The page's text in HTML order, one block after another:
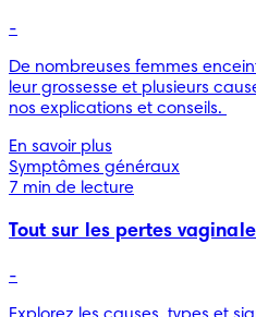
-
De nombreuses femmes
leur grossesse et plusieurs
nos explications et conseils.
En savoir plus
Symptômes généraux
7 min de lecture
Tout sur les pertes
-